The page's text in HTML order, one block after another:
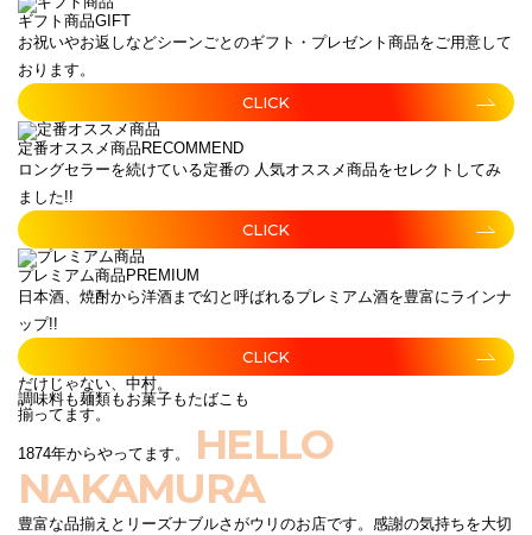
ギフト商品GIFT
お祝いやお返しなどシーンごとのギフト・プレゼント商品をご用意して
おります。
CLICK
定番オススメ商品 RECOMMEND
ロングセラーを続けている定番の 人気オススメ商品をセレクトしてみ
ました!!
CLICK
プレミアム商品 PREMIUM
日本酒、焼酎から洋酒まで幻と呼ばれるプレミアム酒を豊富にラインナ
ップ!!
CLICK
だけじゃない、中村。
調味料も麺類もお菓子もたばこも
揃ってます。
1874年からやってます。
HELLO
NAKAMURA
豊富な品揃えとリーズナブルさがウリのお店です。感謝の気持ちを大切